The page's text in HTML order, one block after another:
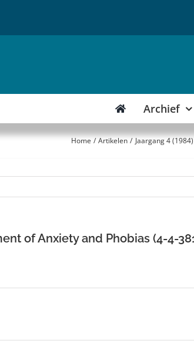
Archief
Home Artikelen Jaargang 4 (1984)
of Anxiety and Phobias (4-4-